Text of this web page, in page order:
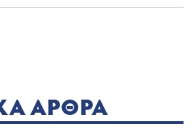
ΆΡΘΡΑ